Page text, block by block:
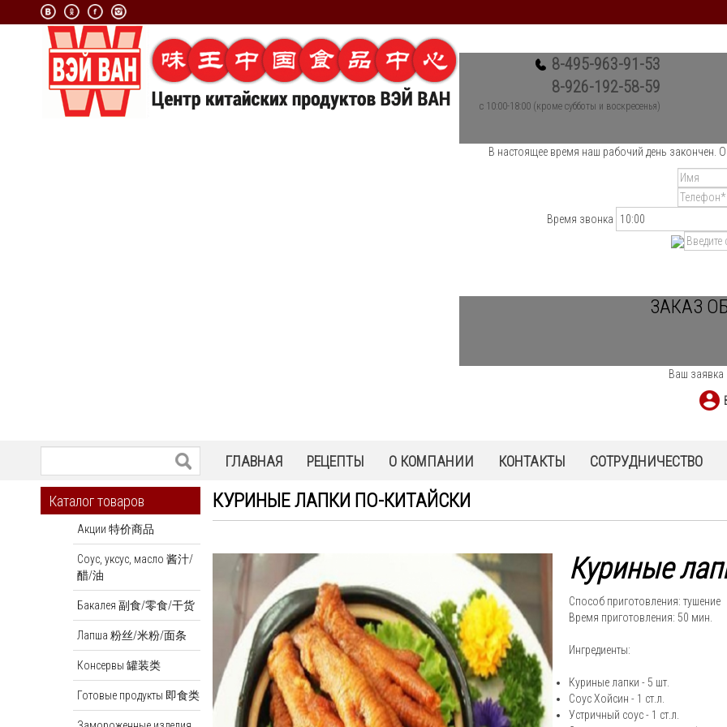
8-495-963-91-53
8-926-192-58-59
c 10:00-18:00 (кроме субботы и воскресенья)
В настоящее время наш рабочий день закончен.
Время звонка
ЗАКАЗ
Ваш заявка
ГЛАВНАЯ РЕЦЕПТЫ О КОМПАНИИ КОНТАКТЫ СОТРУДНИЧЕСТВО
Каталог товаров
Акции 特价商品
Соус, уксус, масло 酱汁/
醋/油
Бакалея 副食/零食/干货
Лапша 粉丝/米粉/面条
Консервы 罐装类
Готовые продукты 即食类
КУРИНЫЕ ЛАПКИ ПО-КИТАЙСКИ
Куриные
Способ приготовления: тушение
Время приготовления: 50 мин.
Ингредиенты:
Куриные лапки - 5 шт.
Соус Хойсин - 1 ст.л.
Устричный соус - 1 ст.л.